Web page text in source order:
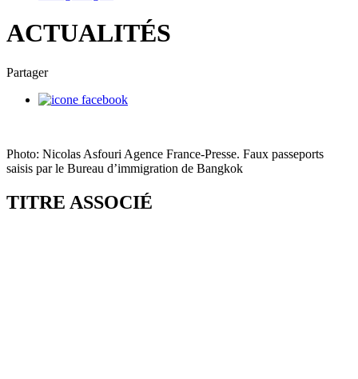
ACTUALITÉS
Partager
Photo: Nicolas Asfouri Agence France-Presse. Faux passeports
saisis par le Bureau d’immigration de Bangkok
TITRE ASSOCIÉ